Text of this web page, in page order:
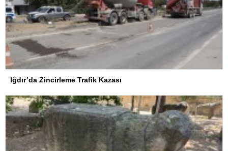
Iğdır’da Zincirleme Trafik Kazası